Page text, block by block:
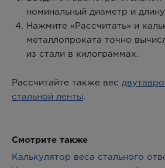
номинальный диаметр и
Нажмите «Рассчитать» и
металлопроката точно
из стали в килограммах.
Рассчитайте также вес
стальной ленты.
Смотрите также
Калькулятор веса стального